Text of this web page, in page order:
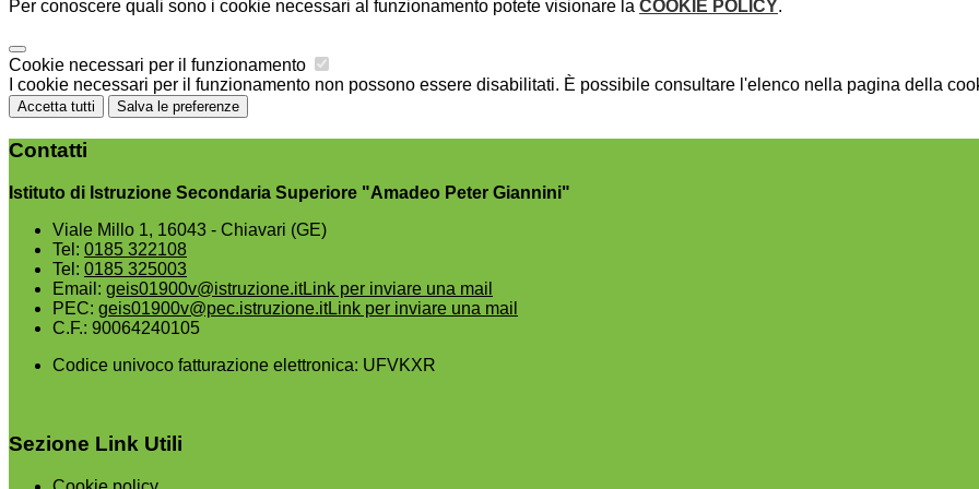
Per conoscere quali sono i cookie necessari al funzionamento potete visionare la COOKIE POLICY.
Cookie necessari per il funzionamento
I cookie necessari per il funzionamento non possono essere disabilitati. È possibile consultare l'elenco nella pagina della
Accetta tutti Salva le preferenze
Contatti
Istituto di Istruzione Secondaria Superiore "Amadeo Peter Giannini"
Viale Millo 1, 16043 - Chiavari (GE)
Tel: 0185 322108
Tel: 0185 325003
Email: geis01900v@istruzione.itLink per inviare una mail
PEC: geis01900v@pec.istruzione.itLink per inviare una mail
C.F.: 90064240105
Codice univoco fatturazione elettronica: UFVKXR
Sezione Link Utili